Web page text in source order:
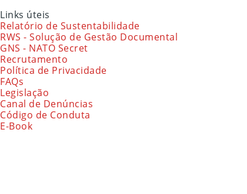
Links úteis
Relatório de Sustentabilidade
RWS - Solução de Gestão Documental
GNS - NATO Secret
Recrutamento
Política de Privacidade
FAQs
Legislação
Canal de Denúncias
Código de Conduta
E-Book